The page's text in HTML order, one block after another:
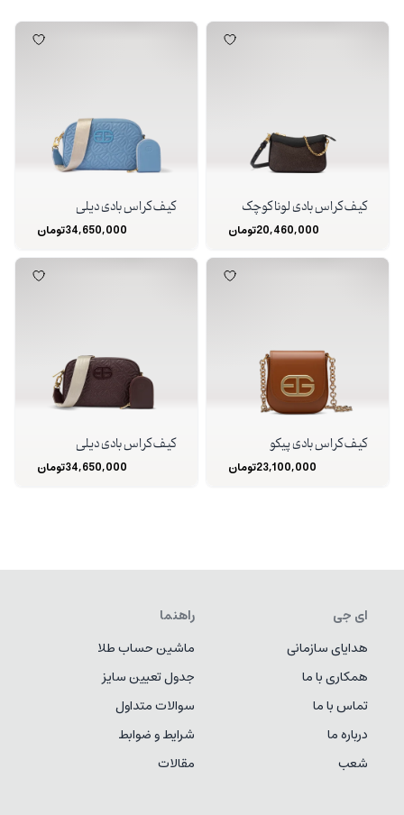
کیف کراس بادی لونا کوچک
20,460,000تومان
کیف کراس بادی دیلی
34,650,000تومان
کیف کراس بادی پیکو
23,100,000تومان
کیف کراس بادی دیلی
34,650,000تومان
ای جی
هدایای سازمانی
همکاری با ما
تماس با ما
درباره ما
شعب
راهنما
ماشین حساب طلا
جدول تعیین سایز
سوالات متداول
شرایط و ضوابط
مقالات